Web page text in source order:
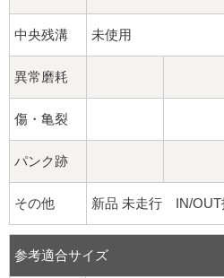
中央残溝 未使用
異常磨耗
傷・亀裂
パンク跡
その他 新品 未走行 IN/OUT
参考適合サイズ